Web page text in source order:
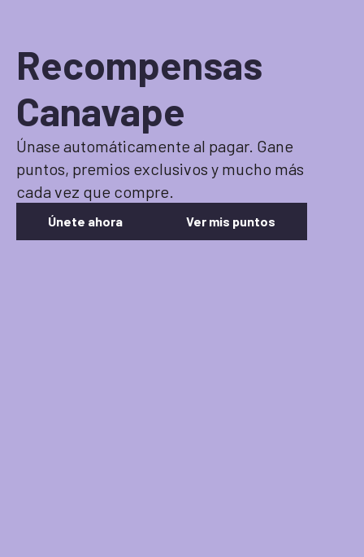
Recompensas
Canavape
Únase automáticamente al pagar. Gane
puntos, premios exclusivos y mucho más
cada vez que compre.
Únete ahora Ver mis puntos